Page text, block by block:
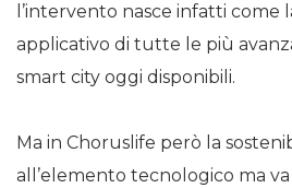
l’intervento nasce infatti come
applicativo di tutte le più
smart city oggi disponibili.
Ma in Choruslife però la
all’elemento tecnologico ma